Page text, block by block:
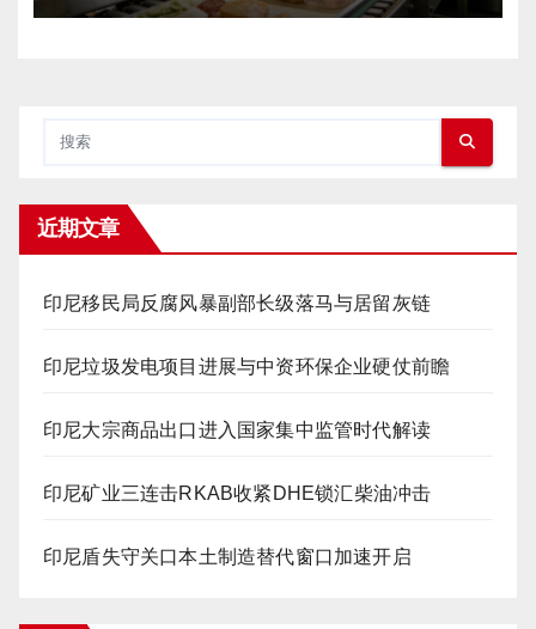
近期文章
印尼移民局反腐风暴副部长级落马与居留灰链
印尼垃圾发电项目进展与中资环保企业硬仗前瞻
印尼大宗商品出口进入国家集中监管时代解读
印尼矿业三连击RKAB收紧DHE锁汇柴油冲击
印尼盾失守关口本土制造替代窗口加速开启